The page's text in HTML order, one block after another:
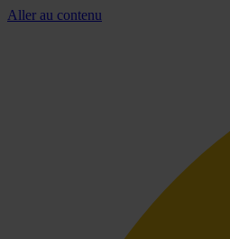
Aller au contenu